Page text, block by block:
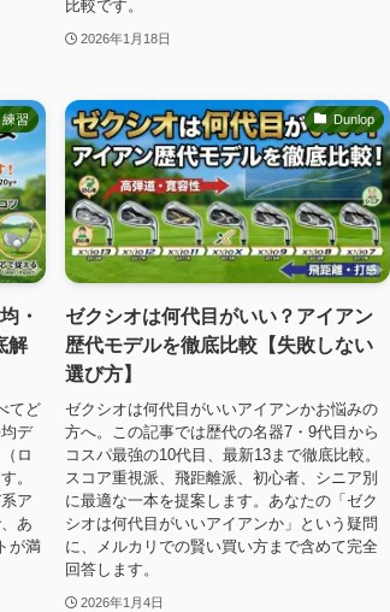
比較です。
2026年1月18日
練習
・
解
てど
デ
ロ
。
ア
あ
が満
Dunlop
ゼクシオは何代目がいい？アイアン
歴代モデルを徹底比較【失敗しない
選び方】
ゼクシオは何代目がいいアイアンかお悩みの
方へ。この記事では歴代の名器7・9代目から
コスパ最強の10代目、最新13まで徹底比較。
スコア重視派、飛距離派、初心者、シニア別
に最適な一本を提案します。あなたの「ゼク
シオは何代目がいいアイアンか」という疑問
に、メルカリでの賢い買い方まで含めて完全
回答します。
2026年1月4日